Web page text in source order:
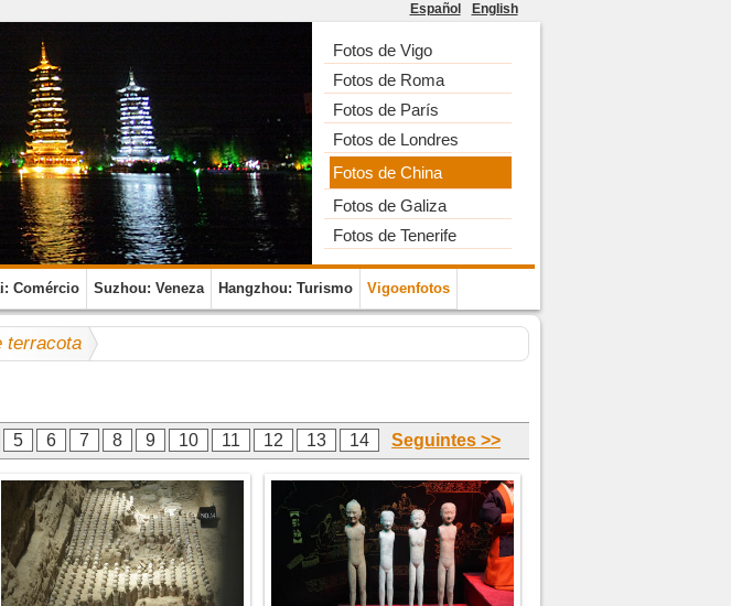
Español English
Fotos de Vigo
Fotos de Roma
Fotos de París
Fotos de Londres
Fotos de China
Fotos de Galiza
Fotos de Tenerife
Comércio Suzhou: Veneza Hangzhou: Turismo Vigoenfotos
terracota
5 6 7 8 9 10 11 12 13 14 Seguintes >>